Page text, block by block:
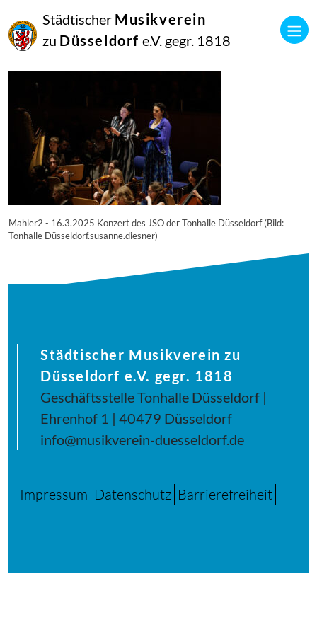
Städtischer Musikverein
zu Düsseldorf e.V. gegr. 1818
März
2025
Manfred Hill
Mahler2 - 16.3.2025 Konzert des JSO der Tonhalle Düsseldorf (Bild:
Tonhalle Düsseldorf.susanne.diesner)
Städtischer Musikverein zu
Düsseldorf e.V. gegr. 1818
Geschäftsstelle Tonhalle Düsseldorf |
Ehrenhof 1 | 40479 Düsseldorf
info@musikverein-duesseldorf.de
Impressum Datenschutz Barrierefreiheit